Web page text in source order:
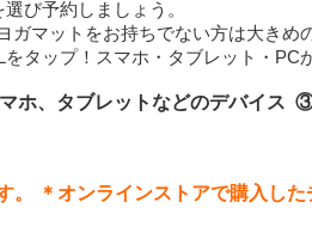
ガマットをお持ちでない方は
タップ！ スマホ・タブレット・PC
ホ、タブレットなどのデバイス ③
。 ＊オンラインストアで購入し